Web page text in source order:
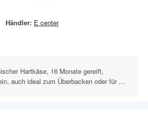
Händler: E center
Hartkäse, 16 Monate gereift,
auch ideal zum Überbacken oder für ...